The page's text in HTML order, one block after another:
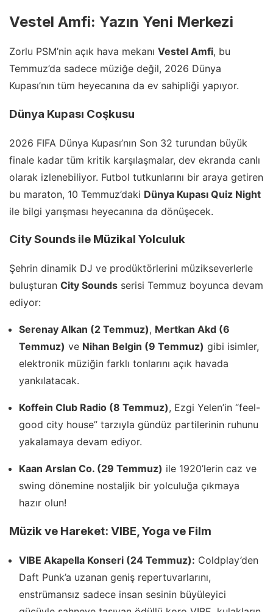
Vestel Amfi: Yazın Yeni Merkezi
Zorlu PSM’nin açık hava mekanı Vestel Amfi, bu
Temmuz’da sadece müziğe değil, 2026 Dünya
Kupası’nın tüm heyecanına da ev sahipliği yapıyor.
Dünya Kupası Coşkusu
2026 FIFA Dünya Kupası’nın Son 32 turundan büyük
finale kadar tüm kritik karşılaşmalar, dev ekranda canlı
olarak izlenebiliyor. Futbol tutkunlarını bir araya getiren
bu maraton, 10 Temmuz’daki Dünya Kupası Quiz Night
ile bilgi yarışması heyecanına da dönüşecek.
City Sounds ile Müzikal Yolculuk
Şehrin dinamik DJ ve prodüktörlerini müzikseverlerle
buluşturan City Sounds serisi Temmuz boyunca devam
ediyor:
Serenay Alkan (2 Temmuz), Mertkan Akd (6
Temmuz) ve Nihan Belgin (9 Temmuz) gibi isimler,
elektronik müziğin farklı tonlarını açık havada
yankılatacak.
Koffein Club Radio (8 Temmuz), Ezgi Yelen’in “feel-
good city house” tarzıyla gündüz partilerinin ruhunu
yakalamaya devam ediyor.
Kaan Arslan Co. (29 Temmuz) ile 1920’lerin caz ve
swing dönemine nostaljik bir yolculuğa çıkmaya
hazır olun!
Müzik ve Hareket: VIBE, Yoga ve Film
VIBE Akapella Konseri (24 Temmuz): Coldplay’den
Daft Punk’a uzanan geniş repertuvarlarını,
enstrümansız sadece insan sesinin büyüleyici